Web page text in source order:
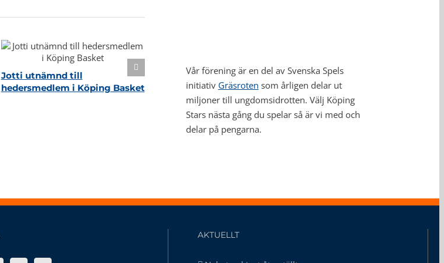
Jotti utnämnd till
hedersmedlem i Köping Basket
Vår förening är en del av Svenska Spels
initiativ Gräsroten som årligen delar ut
miljoner till ungdomsidrotten. Välj Köping
Stars nästa gång du spelar så är vi med och
delar på pengarna.
AKTUELLT